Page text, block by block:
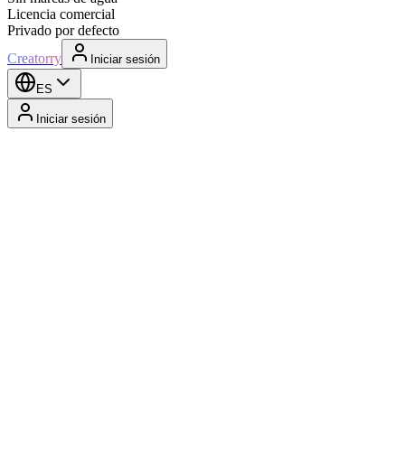
Licencia comercial
Privado por defecto
Creatorry
Iniciar sesión
ES
Iniciar sesión